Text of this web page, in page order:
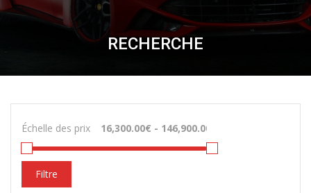
RECHERCHE
Échelle des prix
Filtre